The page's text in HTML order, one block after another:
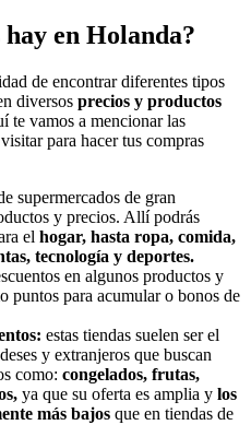
en Holanda?
de encontrar diferentes tipos
diversos precios y productos
te vamos a mencionar las
para hacer tus compras
supermercados de gran
y precios. Allí podrás
el hogar, hasta ropa, comida,
tecnología y deportes.
en algunos productos y
puntos para acumular o bonos de
estas tiendas suelen ser el
y extranjeros que buscan
como: congelados, frutas,
ya que su oferta es amplia y los
más bajos que en tiendas de